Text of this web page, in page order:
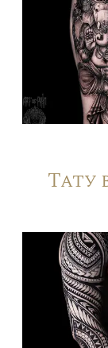
Тату